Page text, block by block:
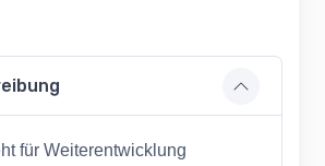
für Weiterentwicklung